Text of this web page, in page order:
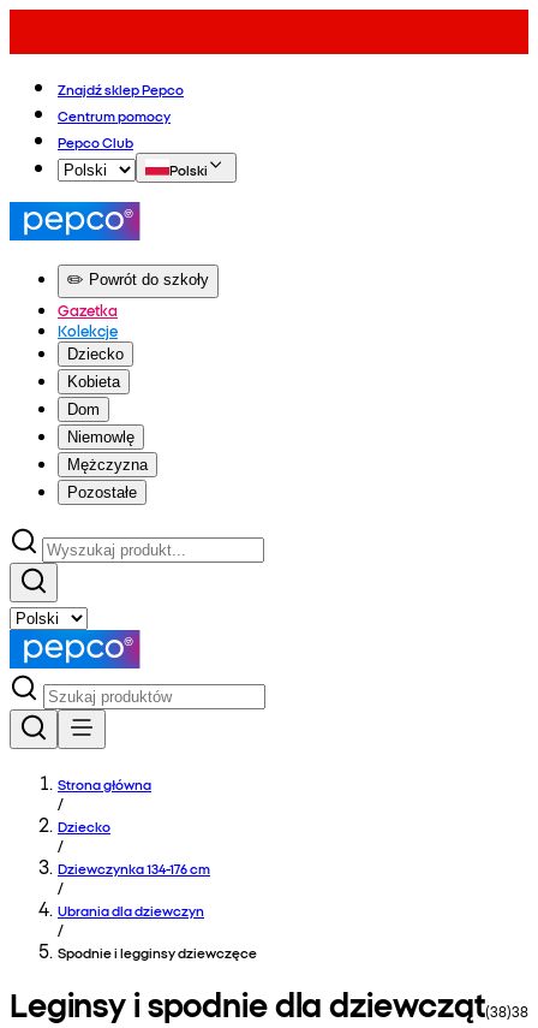
Znajdź sklep Pepco
Centrum pomocy
Pepco Club
Polski
✏️ Powrót do szkoły
Gazetka
Kolekcje
Dziecko
Kobieta
Dom
Niemowlę
Mężczyzna
Pozostałe
Strona główna
/
Dziecko
/
Dziewczynka 134-176 cm
/
Ubrania dla dziewczyn
/
Spodnie i legginsy dziewczęce
Leginsy i spodnie dla dziewcząt(38)38